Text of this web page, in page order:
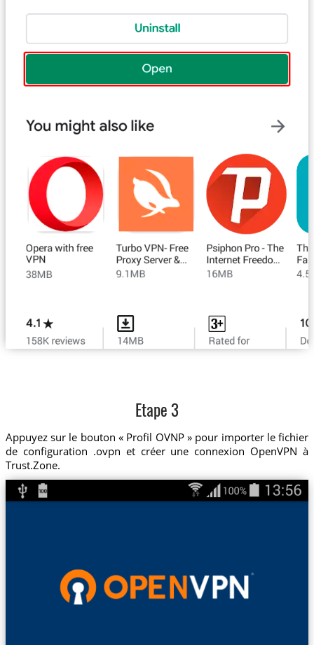
Etape 3
Appuyez sur le bouton « Profil OVNP » pour importer le fichier
de configuration .ovpn et créer une connexion OpenVPN à
Trust.Zone.